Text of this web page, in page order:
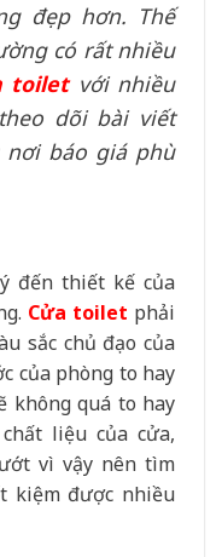
đẹp hơn. Thế
có rất nhiều
toiletvới nhiều
dõi bài viết
báo giá phù
đến thiết kế của
Cửa toilet phải
sắc chủ đạo của
của phòng to hay
không quá to hay
liệu của cửa,
vì vậy nên tìm
kiệm được nhiều